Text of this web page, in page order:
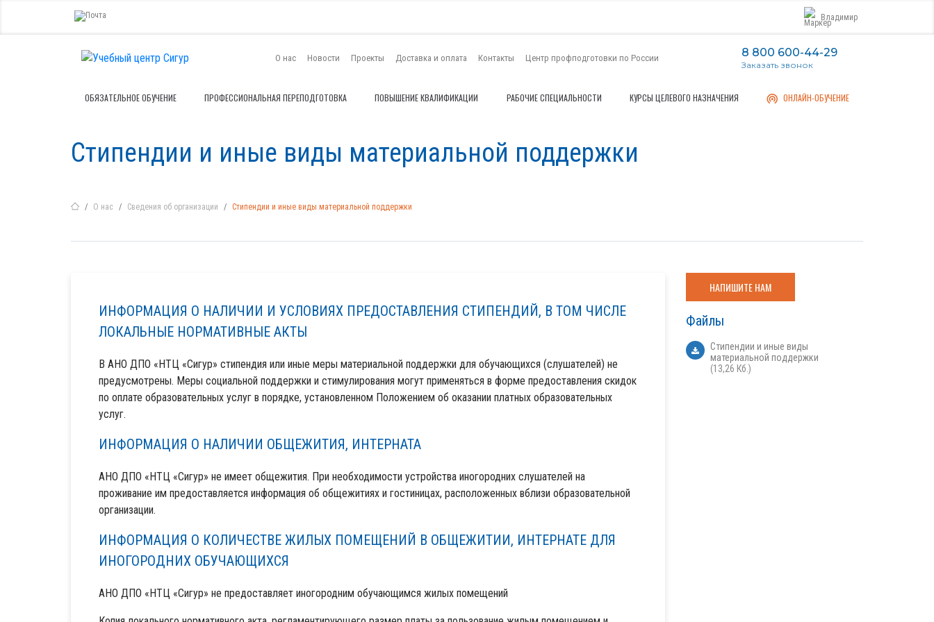
Владимир
О нас Новости Проекты Доставка и оплата Контакты Центр профподготовки по России 8 800 600-44-29
Заказать звонок
ОБЯЗАТЕЛЬНОЕ ОБУЧЕНИЕ ПРОФЕССИОНАЛЬНАЯ ПЕРЕПОДГОТОВКА ПОВЫШЕНИЕ КВАЛИФИКАЦИИ РАБОЧИЕ СПЕЦИАЛЬНОСТИ КУРСЫ ЦЕЛЕВОГО НАЗНАЧЕНИЯ ОНЛАЙН-ОБУЧЕНИЕ
Стипендии и иные виды материальной поддержки
О нас Сведения об организации Стипендии и иные виды материальной поддержки
ИНФОРМАЦИЯ О НАЛИЧИИ И УСЛОВИЯХ ПРЕДОСТАВЛЕНИЯ СТИПЕНДИЙ, В ТОМ ЧИСЛЕ
ЛОКАЛЬНЫЕ НОРМАТИВНЫЕ АКТЫ
В АНО ДПО «НТЦ «Сигур» стипендия или иные меры материальной поддержки для обучающихся (слушателей) не
предусмотрены. Меры социальной поддержки и стимулирования могут применяться в форме предоставления скидок
по оплате образовательных услуг в порядке, установленном Положением об оказании платных образовательных
услуг.
ИНФОРМАЦИЯ О НАЛИЧИИ ОБЩЕЖИТИЯ, ИНТЕРНАТА
АНО ДПО «НТЦ «Сигур» не имеет общежития. При необходимости устройства иногородних слушателей на
проживание им предоставляется информация об общежитиях и гостиницах, расположенных вблизи образовательной
организации.
ИНФОРМАЦИЯ О КОЛИЧЕСТВЕ ЖИЛЫХ ПОМЕЩЕНИЙ В ОБЩЕЖИТИИ, ИНТЕРНАТЕ ДЛЯ
ИНОГОРОДНИХ ОБУЧАЮЩИХСЯ
АНО ДПО «НТЦ «Сигур» не предоставляет иногородним обучающимся жилых помещений
НАПИШИТЕ НАМ
Файлы
Стипендии и иные виды
материальной поддержки
(13,26 Кб.)